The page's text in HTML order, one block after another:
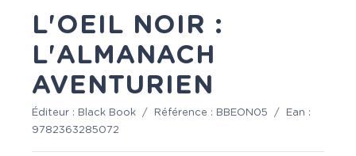
L'OEIL NOIR :
L'ALMANACH
AVENTURIEN
Éditeur : Black Book / Référence : BBEON05 /
Ean :
9782363285072